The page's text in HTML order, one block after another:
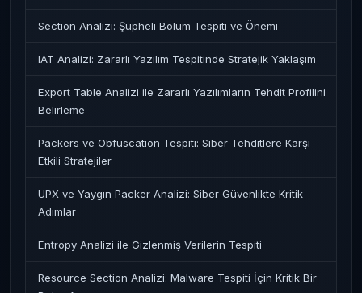
Section Analizi: Şüpheli Bölüm Tespiti ve Önemi
IAT Analizi: Zararlı Yazılım Tespitinde Stratejik Yaklaşım
Export Table Analizi ile Zararlı Yazılımların Tehdit Profilini
Belirleme
Packers ve Obfuscation Tespiti: Siber Tehditlere Karşı
Etkili Stratejiler
UPX ve Yaygın Packer Analizi: Siber Güvenlikte Kritik
Adımlar
Entropy Analizi ile Gizlenmiş Verilerin Tespiti
Resource Section Analizi: Malware Tespiti İçin Kritik Bir